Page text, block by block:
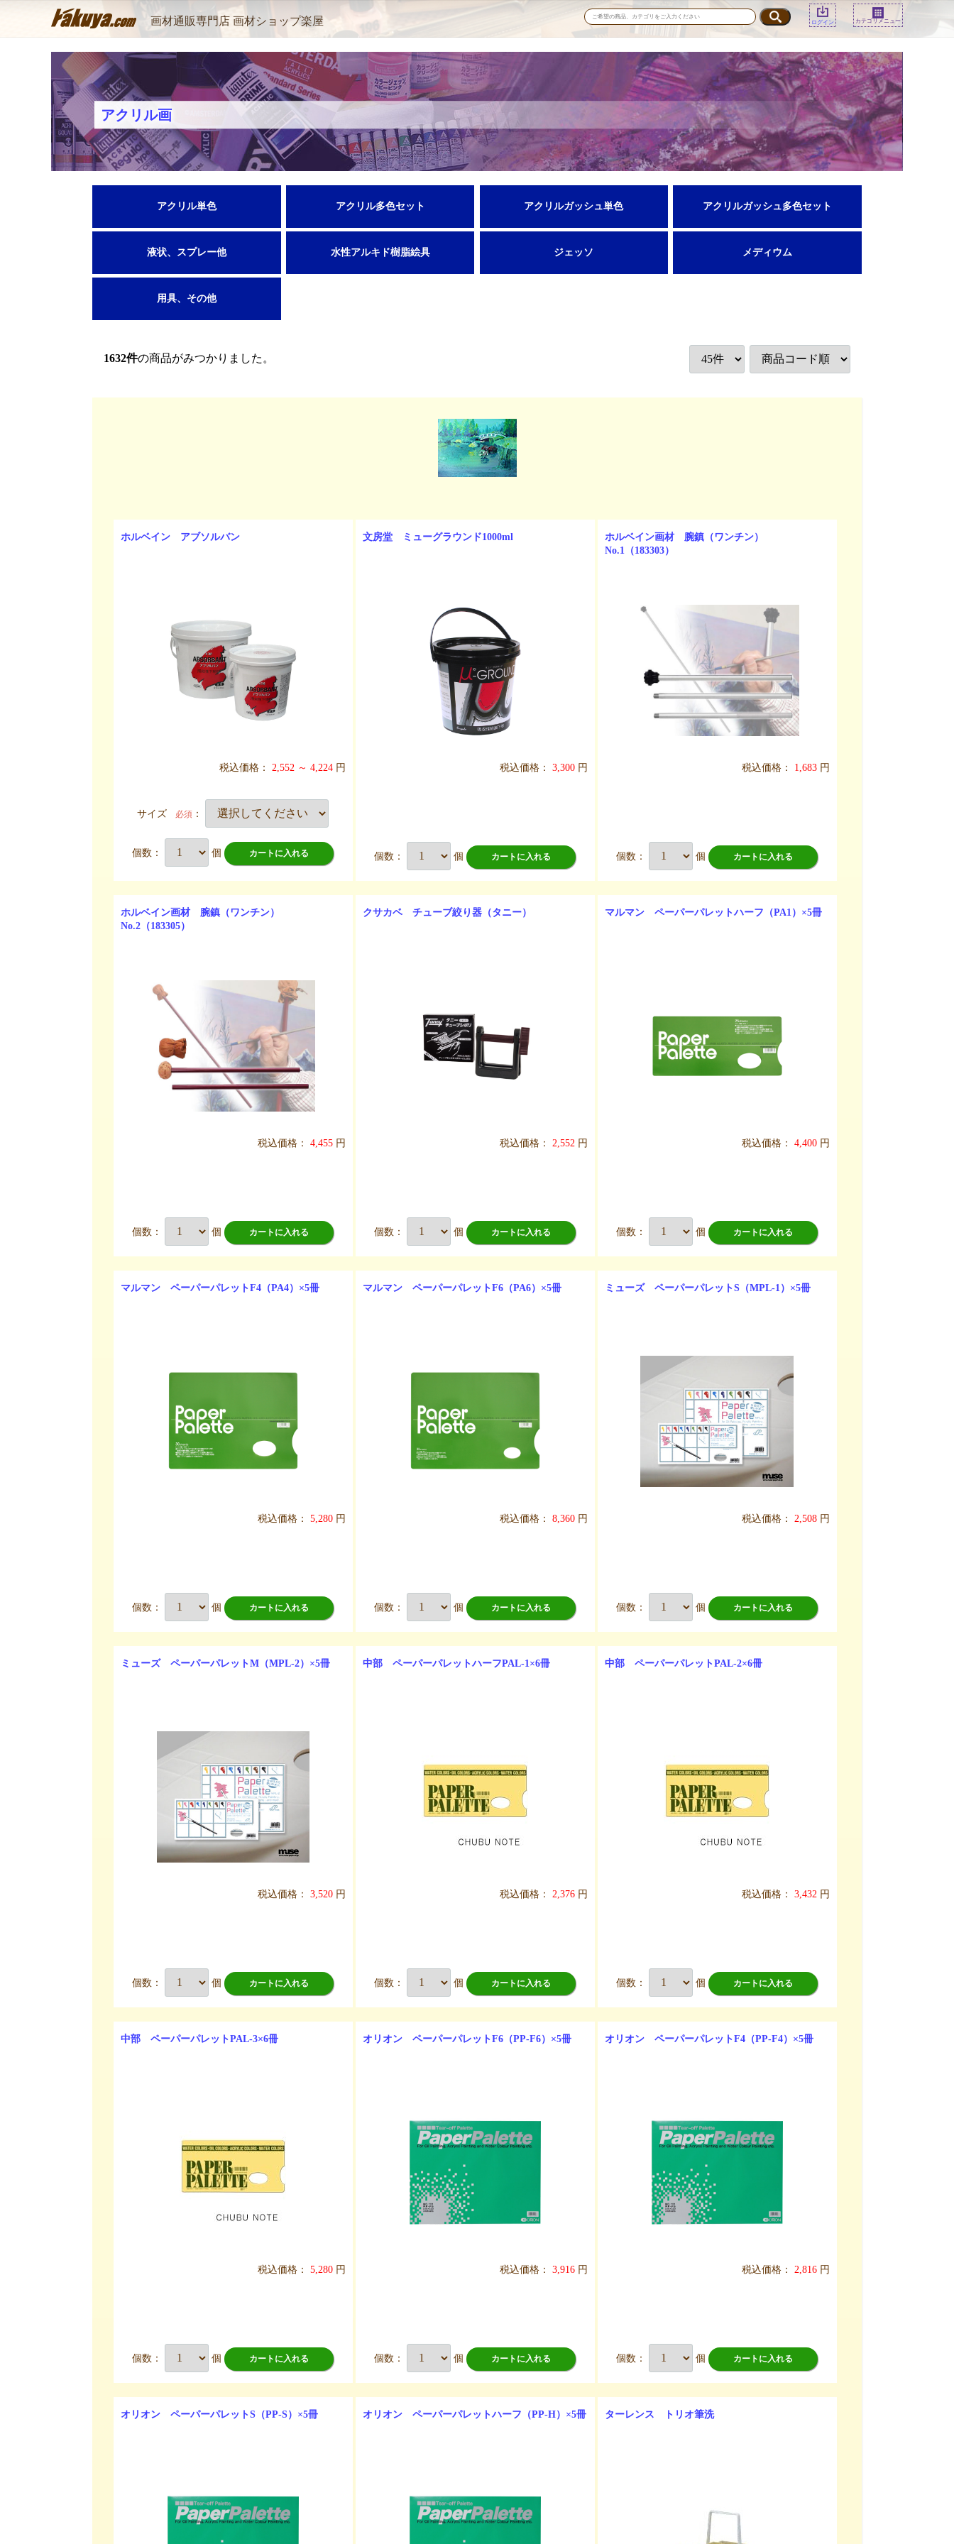
画材通販専門店 画材ショップ楽屋 ログイン カテゴリメニュー
アクリル画
アクリル単色 アクリル多色セット アクリルガッシュ単色 アクリルガッシュ多色セット
液状、スプレー他 水性アルキド樹脂絵具 ジェッソ メディウム
用具、その他
1632件の商品がみつかりました。
ホルベイン アブソルバン
税込価格： 2,552 ～ 4,224 円
サイズ 必須 ：
個数： 個 カートに入れる
文房堂 ミューグラウンド1000ml
税込価格： 3,300 円
個数： 個 カートに入れる
ホルベイン画材 腕鎮（ワンチン）
No.1（183303）
税込価格： 1,683 円
個数： 個 カートに入れる
ホルベイン画材 腕鎮（ワンチン）
No.2（183305）
税込価格： 4,455 円
個数： 個 カートに入れる
クサカベ チューブ絞り器（タニー）
税込価格： 2,552 円
個数： 個 カートに入れる
マルマン ペーパーパレットハーフ（PA1）×5冊
税込価格： 4,400 円
個数： 個 カートに入れる
マルマン ペーパーパレットF4（PA4）×5冊
税込価格： 5,280 円
個数： 個 カートに入れる
マルマン ペーパーパレットF6（PA6）×5冊
税込価格： 8,360 円
個数： 個 カートに入れる
ミューズ ペーパーパレットS（MPL-1）×5冊
税込価格： 2,508 円
個数： 個 カートに入れる
ミューズ ペーパーパレットM（MPL-2）×5冊
税込価格： 3,520 円
個数： 個 カートに入れる
中部 ペーパーパレットハーフPAL-1×6冊
税込価格： 2,376 円
個数： 個 カートに入れる
中部 ペーパーパレットPAL-2×6冊
税込価格： 3,432 円
個数： 個 カートに入れる
中部 ペーパーパレットPAL-3×6冊
税込価格： 5,280 円
個数： 個 カートに入れる
オリオン ペーパーパレットF6（PP-F6）×5冊
税込価格： 3,916 円
個数： 個 カートに入れる
オリオン ペーパーパレットF4（PP-F4）×5冊
税込価格： 2,816 円
個数： 個 カートに入れる
オリオン ペーパーパレットS（PP-S）×5冊 オリオン ペーパーパレットハーフ（PP-H）×5冊 ターレンス トリオ筆洗